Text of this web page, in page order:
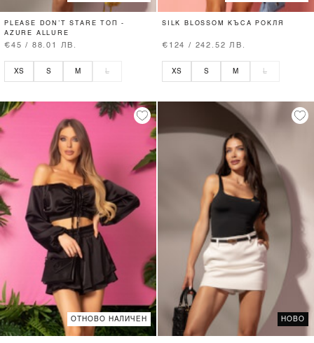
PLEASE DON’T STARE ТОП -
AZURE ALLURE
€45 / 88.01 ЛВ.
XS S M L
SILK BLOSSOM КЪСА РОКЛЯ
€124 / 242.52 ЛВ.
XS S M L
ОТНОВО НАЛИЧЕН НОВО